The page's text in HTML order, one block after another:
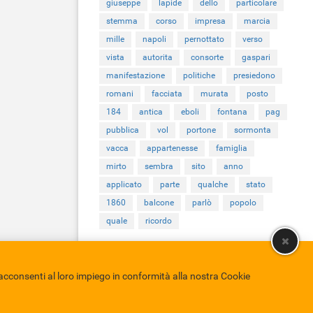
giuseppe
lapide dello
particolare
stemma
corso impresa
marcia
mille
napoli pernottato
verso
vista
autorita consorte
gaspari
manifestazione
politiche
presiedono
romani
facciata murata
posto
184
antica eboli fontana
pag
pubblica
vol portone
sormonta
vacca
appartenesse
famiglia
mirto
sembra sito
anno
applicato
parte qualche
stato
1860
balcone parlò
popolo
quale
ricordo
al loro impiego in conformità alla nostra Cookie